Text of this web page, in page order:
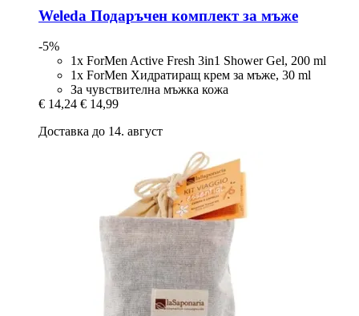
Weleda Подаръчен комплект за мъже
-5%
1x ForMen Active Fresh 3in1 Shower Gel, 200 ml
1x ForMen Хидратиращ крем за мъже, 30 ml
За чувствителна мъжка кожа
€ 14,24 € 14,99
Доставка до 14. август